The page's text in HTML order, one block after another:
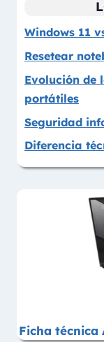
Windows 11
Resetear
Evolución de
portátiles
Seguridad
Diferencia
Ficha técnica